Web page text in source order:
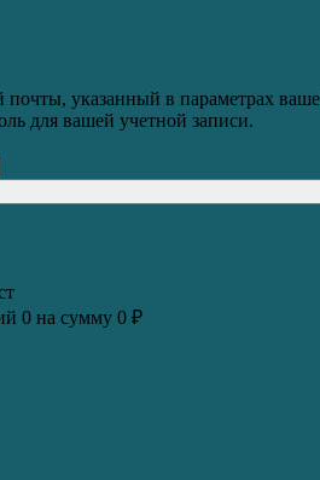
почты, указанный в параметрах
для вашей учетной записи.
0 на сумму 0 ₽